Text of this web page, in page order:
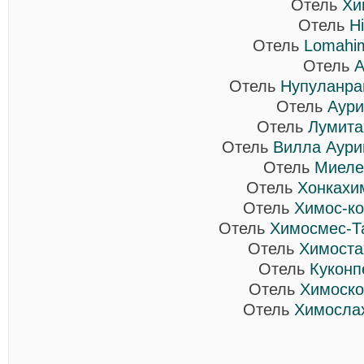
Отель
Отель
Отель
Отель
Отель
Отель
Отель
Отель Вилла
Отель
Отель
Отель Химос-
Отель Химосмес-
Отель
Отель
Отель
Отель